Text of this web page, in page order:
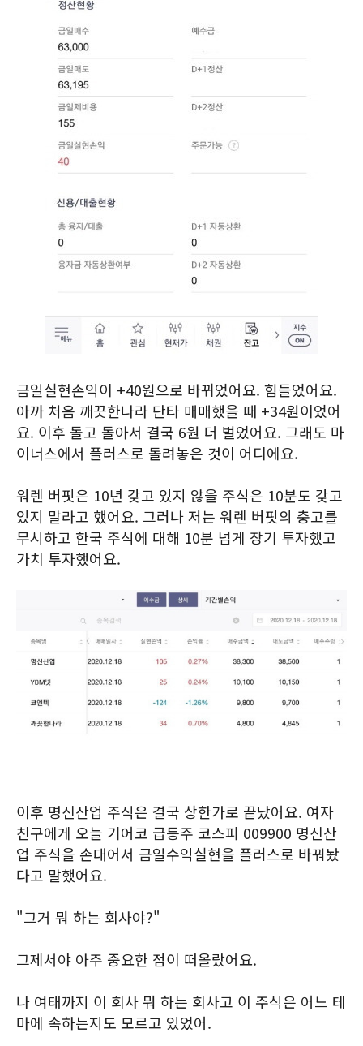
금일실현손익이 +40원으로 바뀌었어요. 힘들었어요.
아까 처음 깨끗한나라 단타 매매했을 때 +34원이었어
요. 이후 돌고 돌아서 결국 6원 더 벌었어요. 그래도 마
이너스에서 플러스로 돌려놓은 것이 어디에요.
워렌 버핏은 10년 갖고 있지 않을 주식은 10분도 갖고
있지 말라고 했어요. 그러나 저는 워렌 버핏의 충고를
무시하고 한국 주식에 대해 10분 넘게 장기 투자했고
가치 투자했어요.
이후 명신산업 주식은 결국 상한가로 끝났어요. 여자
친구에게 오늘 기어코 급등주 코스피 009900 명신산
업 주식을 손대어서 금일수익실현을 플러스로 바꿔놨
다고 말했어요.
"그거 뭐 하는 회사야?"
그제서야 아주 중요한 점이 떠올랐어요.
나 여태까지 이 회사 뭐 하는 회사고 이 주식은 어느 테
마에 속하는지도 모르고 있었어.